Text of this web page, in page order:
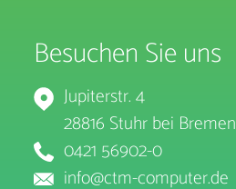
Besuchen Sie uns
Jupiterstr. 4
28816 Stuhr bei Bremen
0421 56902-0
info@ctm-computer.de